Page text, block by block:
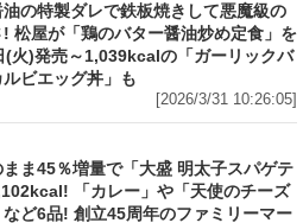
油の特製ダレで鉄板焼きして悪魔級の
松屋が「鶏のバター醤油炒め定食」を
(火)発売～1,039kcalの「ガーリックバ
ビエッグ丼」も
[2026/3/31 10:26:05]
ま45％増量で「大盛 明太子スパゲテ
「カレー」や「天使のチーズ
ど6品! 創立45周年のファミリーマー